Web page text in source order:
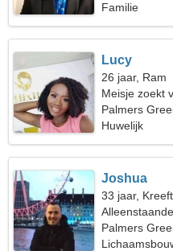
Familie
Lucy
26 jaar, Ram
Meisje zoekt
Palmers
Huwelijk
Joshua
33 jaar, Kreeft
Palmers